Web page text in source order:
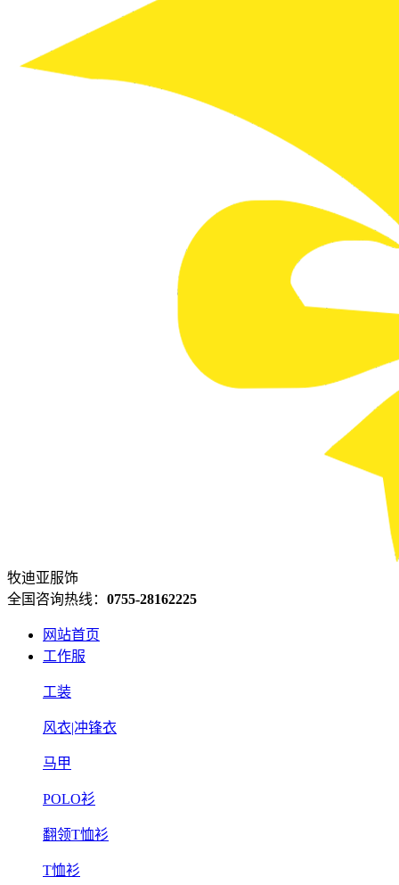
牧迪亚服饰
全国咨询热线： 0755-28162225
网站首页
工作服
工装
风衣|冲锋衣
马甲
POLO衫
翻领T恤衫
T恤衫